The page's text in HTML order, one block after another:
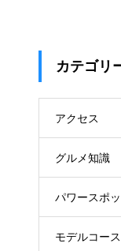
カテゴリ
アクセス
グルメ知識
パワースポッ
モデルコース